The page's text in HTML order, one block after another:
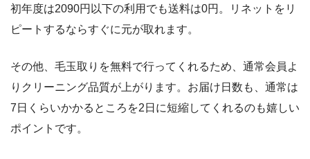
初年度は2090円以下の利用でも送料は0円。リネットをリ
ピートするならすぐに元が取れます。
その他、毛玉取りを無料で行ってくれるため、通常会員よ
りクリーニング品質が上がります。お届け日数も、通常は
7日くらいかかるところを2日に短縮してくれるのも嬉しい
ポイントです。